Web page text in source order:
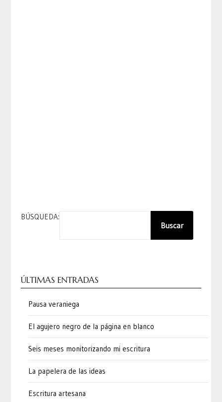
BÚSQUEDA:
Buscar
ÚLTIMAS ENTRADAS
Pausa veraniega
El agujero negro de la página en blanco
Seis meses monitorizando mi escritura
La papelera de las ideas
Escritura artesana